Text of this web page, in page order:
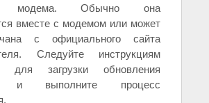
модема. Обычно она
вместе с модемом или может
с официального сайта
Следуйте инструкциям
для загрузки обновления
и выполните процесс